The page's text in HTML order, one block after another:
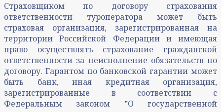
Страховщиком по договору страхования
ответственности туроператора может быть
страховая организация, зарегистрированная на
территории Российской Федерации и имеющая
право осуществлять страхование гражданской
ответственности за неисполнение обязательств по
договору. Гарантом по банковской гарантии может
быть банк, иная кредитная организация,
зарегистрированные в соответствии с
Федеральным законом ˮО государственной